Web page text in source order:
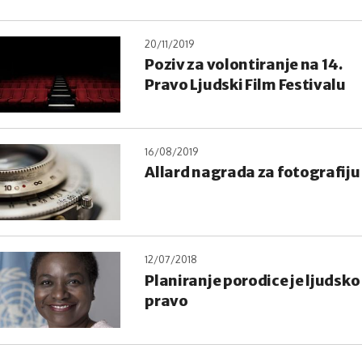
20/11/2019
Poziv za volontiranje na 14.
Pravo Ljudski Film Festivalu
16/08/2019
Allard nagrada za fotografiju
12/07/2018
Planiranje porodice je ljudsko
pravo